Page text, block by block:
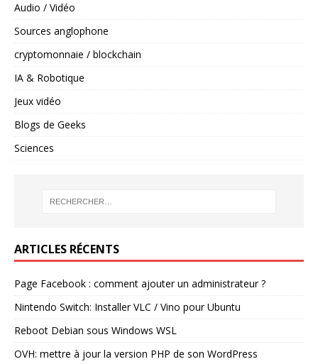
Audio / Vidéo
Sources anglophone
cryptomonnaie / blockchain
IA & Robotique
Jeux vidéo
Blogs de Geeks
Sciences
ARTICLES RÉCENTS
Page Facebook : comment ajouter un administrateur ?
Nintendo Switch: Installer VLC / Vino pour Ubuntu
Reboot Debian sous Windows WSL
OVH: mettre à jour la version PHP de son WordPress